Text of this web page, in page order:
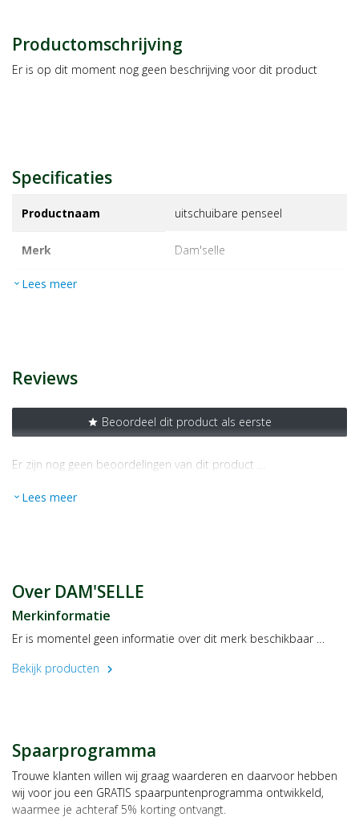
Productomschrijving
Er is op dit moment nog geen beschrijving voor dit product
Specificaties
Productnaam uitschuibare penseel
Merk dam'selle
EAN
expand_more Lees meer
Reviews
star Beoordeel dit product als eerste
Er zijn nog geen beoordelingen van dit product …
expand_more Lees meer
Over DAM'SELLE
Merkinformatie
Er is momentel geen informatie over dit merk beschikbaar …
Bekijk producten
chevron_right
Spaarprogramma
Trouwe klanten willen wij graag waarderen en daarvoor hebben
wij voor jou een GRATIS spaarpuntenprogramma ontwikkeld,
waarmee je achteraf 5% korting ontvangt.